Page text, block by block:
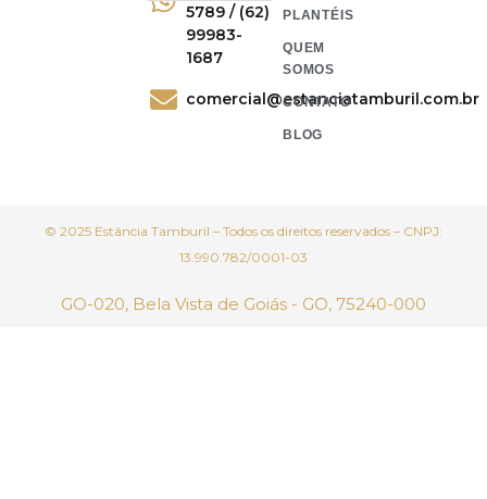
5789 / (62)
99983-
1687
comercial@estanciatamburil.com.br
PLANTÉIS
QUEM
SOMOS
CONTATO
BLOG
© 2025 Estância Tamburil – Todos os direitos reservados – CNPJ:
13.990.782/0001-03
GO-020, Bela Vista de Goiás - GO, 75240-000